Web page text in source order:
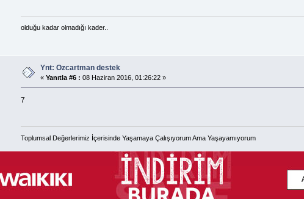
olduğu kadar olmadığı kader..
Ynt: Ozcartman destek
« Yanıtla #6 : 08 Haziran 2016, 01:26:22 »
7
Toplumsal Değerlerimiz İçerisinde Yaşamaya Çalışıyorum Ama Yaşayamıyorum